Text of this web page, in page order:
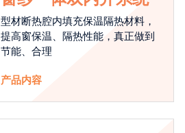
型材断热腔内填充保温隔热材料，
提高窗保温、隔热性能，真正做到
节能、合理
产品内容